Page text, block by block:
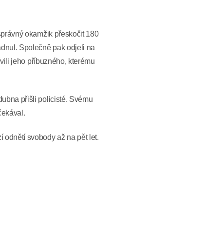
okamžik přeskočit 180
Společně pak odjeli na
jeho příbuzného, kterému
přišli policisté. Svému
odnětí svobody až na pět let.